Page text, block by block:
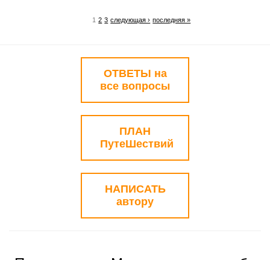
1 2 3 следующая › последняя »
ОТВЕТЫ на
все вопросы
ПЛАН
ПутеШествий
НАПИСАТЬ
автору